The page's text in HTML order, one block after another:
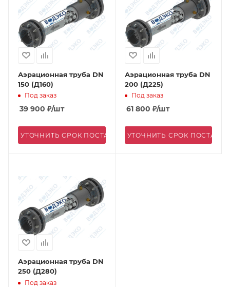
Аэрационная труба DN
150 (Д160)
Под заказ
39 900 ₽/шт
УТОЧНИТЬ СРОК ПОСТАВКИ
Аэрационная труба DN
200 (Д225)
Под заказ
61 800 ₽/шт
УТОЧНИТЬ СРОК
Аэрационная труба DN
250 (Д280)
Под заказ